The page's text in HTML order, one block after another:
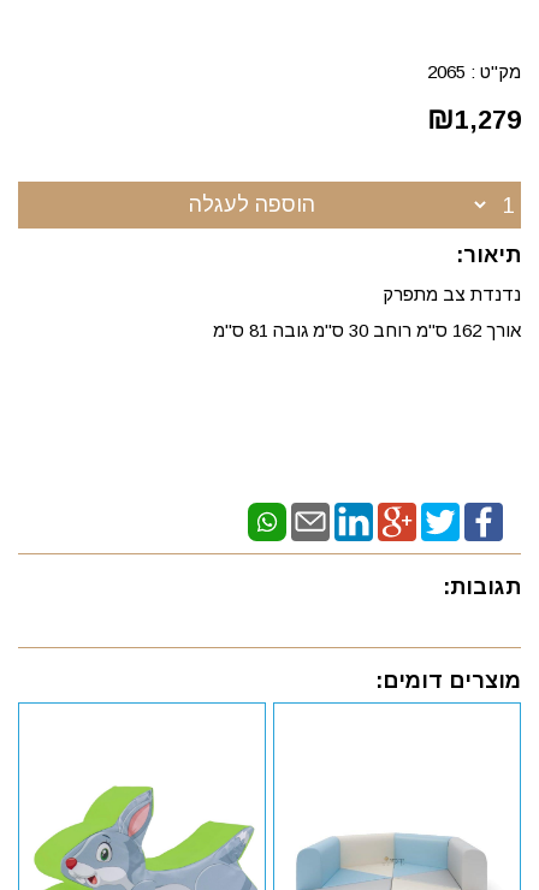
מק"ט : 2065
₪1,279
הוספה לעגלה
תיאור:
נדנדת צב מתפרק
אורך 162 ס"מ רוחב 30 ס"מ גובה 81 ס"מ
תגובות:
מוצרים דומים: